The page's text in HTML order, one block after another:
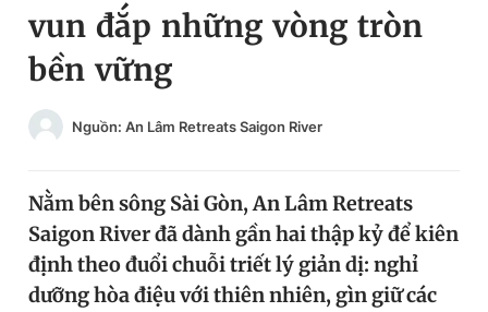
Chuyên mục khác
Chào ngày mới
Tin thị trường Tin 360
Video Magazine
Sản phẩm khác
Tin đã xem
vun đắp những vòng tròn
bền vững
Nguồn: An Lâm Retreats Saigon River
Nằm bên sông Sài Gòn, An Lâm Retreats
Saigon River đã dành gần hai thập kỷ để kiên
định theo đuổi chuỗi triết lý giản dị: nghỉ
dưỡng hòa điệu với thiên nhiên, gìn giữ các